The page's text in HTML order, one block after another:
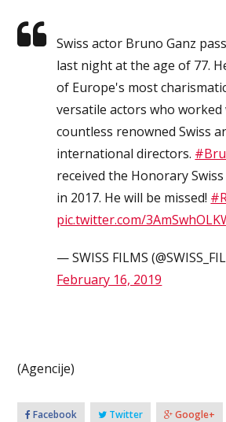
Swiss actor Bruno Ganz
last night at the age of 77.
of Europe's most
versatile actors who worked
countless renowned Swiss
international directors.
received the Honorary Swiss
in 2017. He will be missed!
pic.twitter.com/
— SWISS FILMS
February 16, 2019
(Agencije)
Facebook Twitter Google+